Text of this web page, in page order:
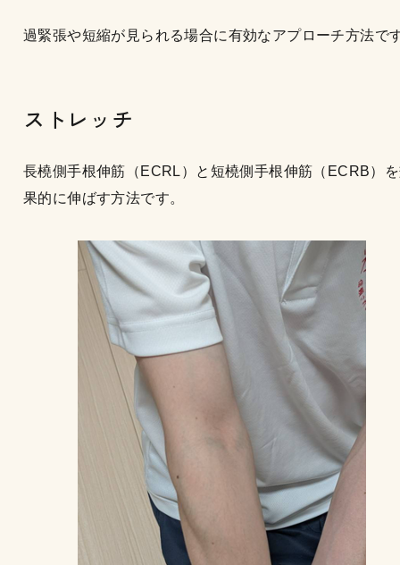
過緊張や短縮が見られる場合に有効なアプローチ方法で
ストレッチ
長橈側手根伸筋（ECRL）と短橈側手根伸筋（ECRB）
果的に伸ばす方法です。